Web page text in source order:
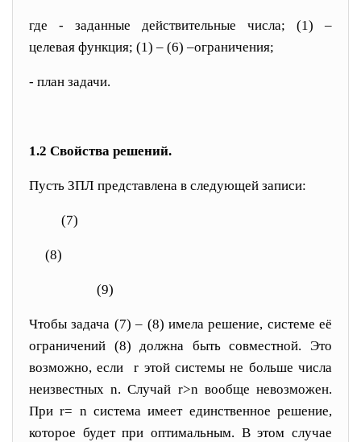
где - заданные действительные числа; (1) –
целевая функция; (1) – (6) –ограничения;
- план задачи.
1.2 Свойства решений.
Пусть ЗПЛ представлена в следующей записи:
(7)
(8)
(9)
Чтобы задача (7) – (8) имела решение, системе её
ограничений (8) должна быть совместной. Это
возможно, еслиr этой системы не больше числа
неизвестныхn. Случай r>n вообще невозможен.
Приr= nсистема имеет единственное решение,
которое будет при оптимальным. В этом случае